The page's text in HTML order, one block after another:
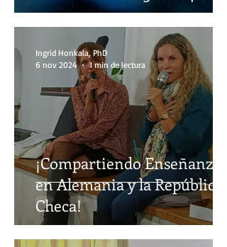
¡Compartiendo Enseñanzas
en Alemania y la República
Checa!
Ingrid Honkala, PhD
6 nov 2024
1 min de lectura